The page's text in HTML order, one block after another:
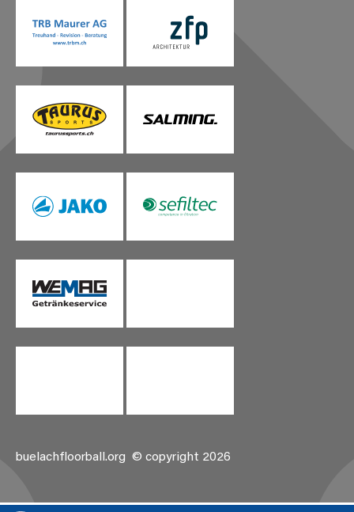
buelachfloorball.org © copyright 2026